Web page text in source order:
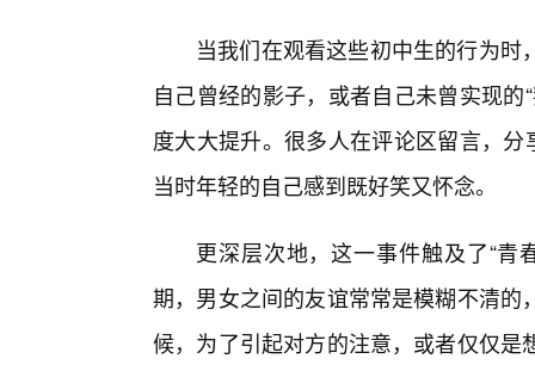
当我们在观看这些初中生的行为
自己曾经的影子，或者自己未曾实现
度大大提升。很多人在评论区留言，
当时年轻的自己感到既好笑又怀念。
更深层次地，这一事件触及了“青
期，男女之间的友谊常常是模糊不清
候，为了引起对方的注意，或者仅仅